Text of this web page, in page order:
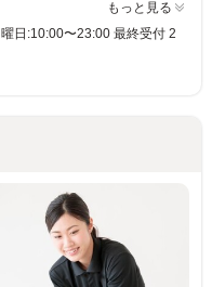
もっと見る
日:10:00〜23:00 最終受付 2